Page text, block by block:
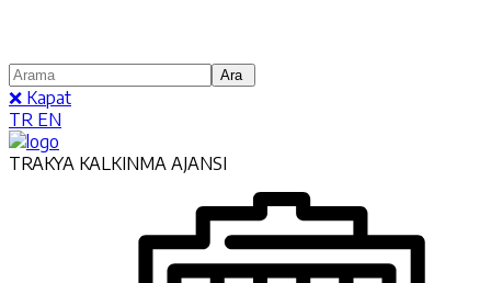
❌ Kapat
TR EN
TRAKYA KALKINMA AJANSI